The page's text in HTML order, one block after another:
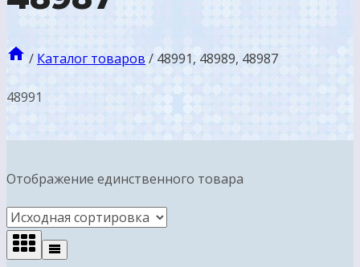
/ Каталог товаров / 48991, 48989, 48987
48991
Отображение единственного товара